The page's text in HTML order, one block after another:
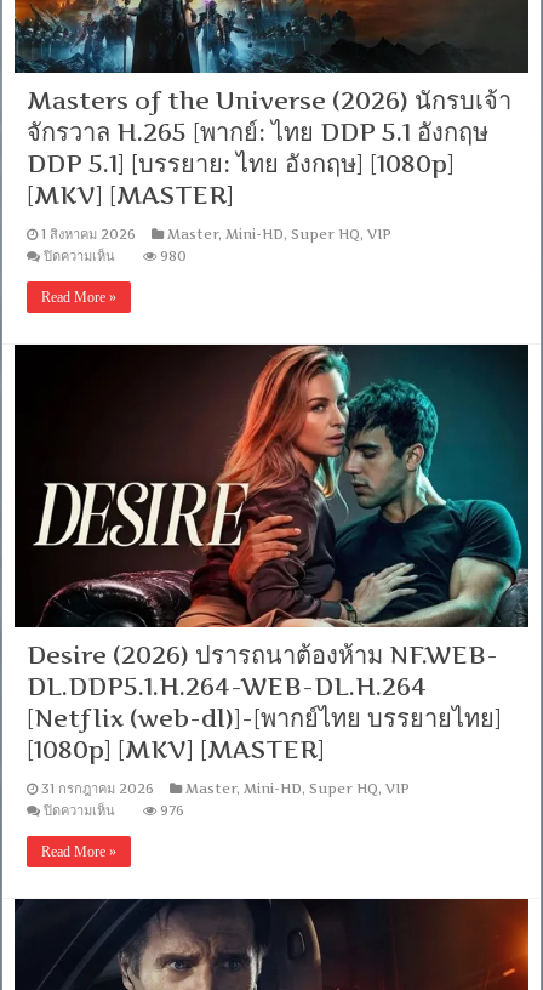
[H264]-
WEB-
DL.H.264
[Master]
[MKV]
[Soundtrack
บรรยาย
ไทย]
Masters of the Universe (2026) นักรบเจ้า
จักรวาล H.265 [พากย์: ไทย DDP 5.1 อังกฤษ
DDP 5.1] [บรรยาย: ไทย อังกฤษ] [1080p]
[MKV] [MASTER]
1 สิงหาคม 2026 Master,Mini-HD,Super HQ,VIP
ปิดความเห็นบน
the
(2026)
DDP
5.1
อังกฤษ
DDP
[บรรยาย:
ไทย
อังกฤษ]
[MKV]
[MASTER]
980
Read More »
Desire (2026) ปรารถนาต้องห้าม NF.WEB-
DL.DDP5.1.H.264-WEB-DL.H.264
[Netflix (web-dl)]-[พากย์ไทย บรรยายไทย]
[1080p] [MKV] [MASTER]
31 กรกฎาคม 2026 Master,Mini-HD,Super HQ,VIP
ปิดความเห็นบน
ปรารถนา
ห้าม
NF.WEB-
DL.DDP5.1.H.264-
WEB-
DL.H.264
976
Read More »